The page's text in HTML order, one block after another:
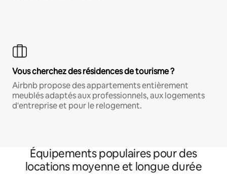
Vous cherchez des résidences de tourisme ?
Airbnb propose des appartements entièrement
meublés adaptés aux professionnels, aux logements
d'entreprise et pour le relogement.
Équipements populaires pour des
locations moyenne et longue durée